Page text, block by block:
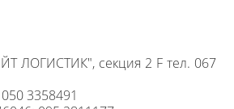
ЛОГИСТИК", секция 2 F тел. 067
3358491